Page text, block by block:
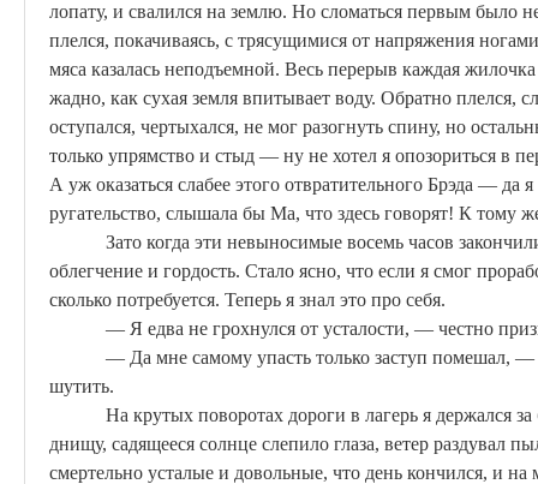
лопату, и свалился на землю. Но сломаться первым было
плелся, покачиваясь, с трясущимися от напряжения
мяса казалась неподъемной. Весь перерыв каждая
жадно, как сухая земля впитывает воду. Обратно плелся,
оступался, чертыхался, не мог разогнуть спину, но
только упрямство и стыд — ну не хотел я опозориться в
А уж оказаться слабее этого отвратительного Брэда — да я
ругательство, слышала бы Ма, что здесь говорят! К тому
Зато когда эти невыносимые восемь часов
облегчение и гордость. Стало ясно, что если я смог
сколько потребуется. Теперь я знал это про себя.
— Я едва не грохнулся от усталости, — честно
— Да мне самому упасть только заступ помешал,
шутить.
На крутых поворотах дороги в лагерь я держался
днищу, садящееся солнце слепило глаза, ветер раздувал
смертельно усталые и довольные, что день кончился, и на